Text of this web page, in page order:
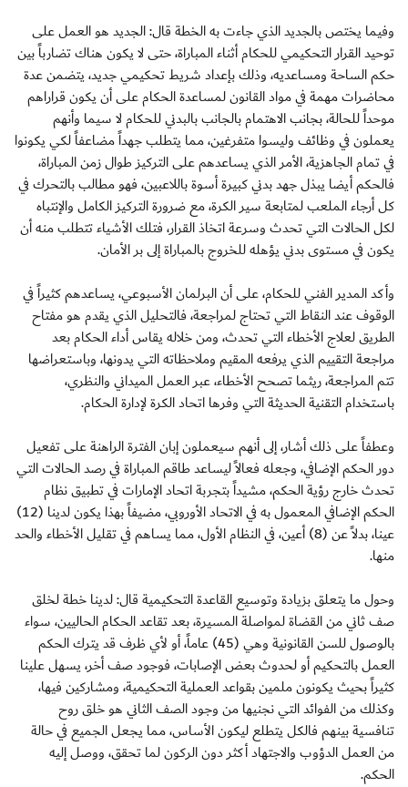
وفيما يختص بالجديد الذي جاءت به الخطة قال: الجديد هو العمل على
توحيد القرار التحكيمي للحكام أثناء المباراة، حتى لا يكون هناك تضارباً بين
حكم الساحة ومساعديه، وذلك بإعداد شريط تحكيمي جديد، يتضمن عدة
محاضرات مهمة في مواد القانون لمساعدة الحكام على أن يكون قراراهم
موحداً للحالة، بجانب الاهتمام بالجانب بالبدني للحكام لا سيما وأنهم
يعملون في وظائف وليسوا متفرغين، مما يتطلب جهداً مضاعفاً لكي يكونوا
في تمام الجاهزية، الأمر الذي يساعدهم على التركيز طوال زمن المباراة،
فالحكم أيضا يبذل جهد بدني كبيرة أسوة باللاعبين، فهو مطالب بالتحرك في
كل أرجاء الملعب لمتابعة سير الكرة، مع ضرورة التركيز الكامل والإنتباه
لكل الحالات التي تحدث وسرعة اتخاذ القرار، فتلك الأشياء تتطلب منه أن
يكون في مستوى بدني يؤهله للخروج بالمباراة إلى بر الأمان.
وأكد المدير الفني للحكام، على أن البرلمان الأسبوعي، يساعدهم كثيراً في
الوقوف عند النقاط التي تحتاج لمراجعة، فالتحليل الذي يقدم هو مفتاح
الطريق لعلاج الأخطاء التي تحدث، ومن خلاله يقاس أداء الحكام بعد
مراجعة التقييم الذي يرفعه المقيم وملاحظاته التي يدونها، وباستعراضها
تتم المراجعة، ريثما تصحح الأخطاء، عبر العمل الميداني والنظري،
باستخدام التقنية الحديثة التي وفرها اتحاد الكرة لإدارة الحكام.
وعطفاً على ذلك أشار، إلى أنهم سيعملون إبان الفترة الراهنة على تفعيل
دور الحكم الإضافي، وجعله فعالاً ليساعد طاقم المباراة في رصد الحالات التي
تحدث خارج رؤية الحكم، مشيداً بتجربة اتحاد الإمارات في تطبيق نظام
الحكم الإضافي المعمول به في الاتحاد الأوروبي، مضيفاً بهذا يكون لدينا (12)
عينا، بدلاً عن (8) أعين، في النظام الأول، مما يساهم في تقليل الأخطاء والحد
منها.
وحول ما يتعلق بزيادة وتوسيع القاعدة التحكيمية قال: لدينا خطة لخلق
صف ثاني من القضاة لمواصلة المسيرة، بعد تقاعد الحكام الحاليين، سواء
بالوصول للسن القانونية وهي (45) عاماً، أو لأي ظرف قد يترك الحكم
العمل بالتحكيم أو لحدوث بعض الإصابات، فوجود صف أخر، يسهل علينا
كثيراً بحيث يكونون ملمين بقواعد العملية التحكيمية، ومشاركين فيها،
وكذلك من الفوائد التي نجنيها من وجود الصف الثاني هو خلق روح
تنافسية بينهم فالكل يتطلع ليكون الأساس، مما يجعل الجميع في حالة
من العمل الدؤوب والاجتهاد أكثر دون الركون لما تحقق، ووصل إليه
الحكم.